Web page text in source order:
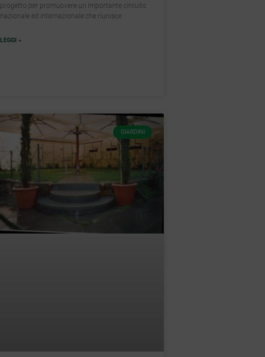
progetto per promuovere un importante circuito
nazionale ed internazionale che riunisce
LEGGI »
GIARDINI